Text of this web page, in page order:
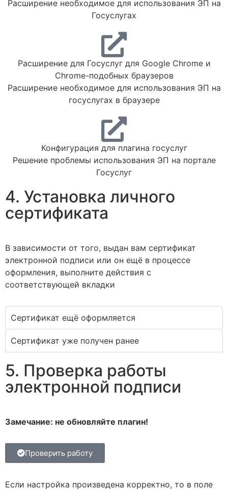
Расширение необходимое для использования ЭП на
Госуслугах
Расширение для Госуслуг для Google Chrome и
Chrome-подобных браузеров
Расширение необходимое для использования ЭП на
госуслугах в браузере
Конфигурация для плагина госуслуг
Решение проблемы использования ЭП на портале
Госуслуг
4. Установка личного
сертификата
В зависимости от того, выдан вам сертификат
электронной подписи или он ещё в процессе
оформления, выполните действия с
соответствующей вкладки
Сертификат ещё оформляется
Сертификат уже получен ранее
5. Проверка работы
электронной подписи
Замечание: не обновляйте плагин!
Проверить работу
Если настройка произведена корректно, то в поле